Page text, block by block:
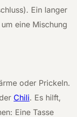
Ein langer
eine Mischung
oder Prickeln.
Chili. Es hilft,
Eine Tasse